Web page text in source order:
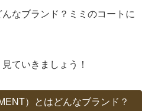
なブランド？ミミのコートに
ていきましょう！
）とはどんなブランド？